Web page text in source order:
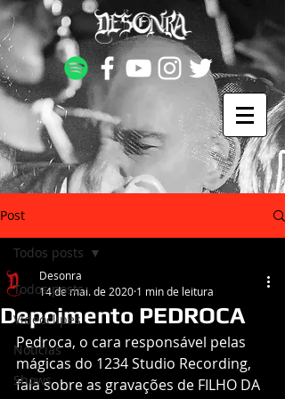
Post
Todos posts
Videoclipes
Notícias
Shows
Todos posts
Depoimento PEDROCA
Desonra
14 de mai. de 2020 1 min de leitura
Pedroca, o cara responsável pelas
mágicas do 1234 Studio Recording,
fala sobre as gravações de FILHO DA